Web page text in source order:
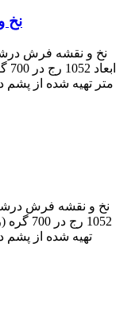
نخ
متر تهیه شده از پشم
تهیه شده از پشم